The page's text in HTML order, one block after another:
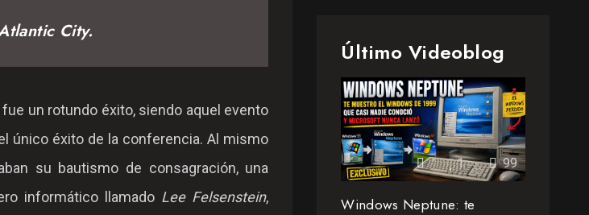
City.
un rotundo éxito, siendo aquel evento
único éxito de la conferencia. Al mismo
su bautismo de consagración, una
informático llamado Lee Felsenstein,
Último Videoblog
1 99
Windows Neptune: te